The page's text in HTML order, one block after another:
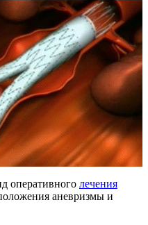
оперативного лечения
аневризмы и